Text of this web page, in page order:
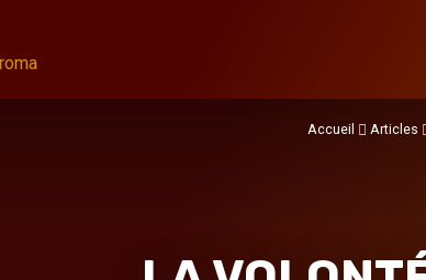
Accueil Articles